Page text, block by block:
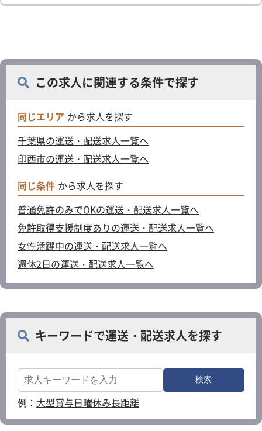
千葉営業所
この求人に関連する条件で探す
同じエリア から求人を探す
千葉県の運送・配送求人一覧へ
印西市の運送・配送求人一覧へ
同じ条件 から求人を探す
普通免許のみでOKの運送・配送求人一覧へ
免許取得支援制度ありの運送・配送求人一覧へ
女性活躍中の運送・配送求人一覧へ
週休2日の運送・配送求人一覧へ
キーワードで運送・配送求人を探す
例： 大型賞与日曜休み長距離